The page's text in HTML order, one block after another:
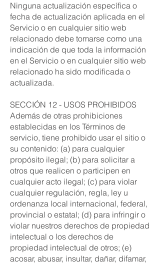
Ninguna actualización específica o
fecha de actualización aplicada en el
Servicio o en cualquier sitio web
relacionado debe tomarse como una
indicación de que toda la información
en el Servicio o en cualquier sitio web
relacionado ha sido modificada o
actualizada.
SECCIÓN 12 - USOS PROHIBIDOS
Además de otras prohibiciones
establecidas en los Términos de
servicio, tiene prohibido usar el sitio o
su contenido: (a) para cualquier
propósito ilegal; (b) para solicitar a
otros que realicen o participen en
cualquier acto ilegal; (c) para violar
cualquier regulación, regla, ley u
ordenanza local internacional, federal,
provincial o estatal; (d) para infringir o
violar nuestros derechos de propiedad
intelectual o los derechos de
propiedad intelectual de otros; (e)
acosar, abusar, insultar, dañar, difamar,